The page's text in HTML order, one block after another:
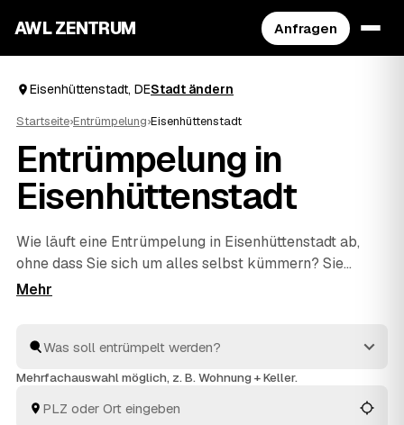
AWL ZENTRUM Anfragen
Eisenhüttenstadt, DEStadt ändern
Startseite›Entrümpelung›Eisenhüttenstadt
Entrümpelung in
Eisenhüttenstadt
Wie läuft eine Entrümpelung in Eisenhüttenstadt ab,
ohne dass Sie sich um alles selbst kümmern? Sie
beschreiben bei AWL einmal, was weg soll – vom
Anbieter aus Deutschland mit verbindlichen
Festpreisen. Sie wählen das beste Angebot aus, der
fachgerecht entsorgen.
Mehrfachauswahl möglich, z. B. Wohnung + Keller.